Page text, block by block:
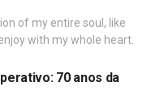
of my entire soul, like
with my whole heart.
70 anos da